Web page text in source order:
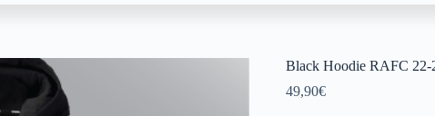
Black Hoodie RAFC 22-
49,90€